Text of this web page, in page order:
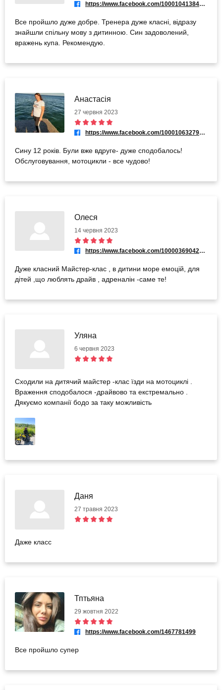
https://www.facebook.com/100010413840520
Все пройшло дуже добре. Тренера дуже класні, відразу
знайшли спільну мову з дитинною. Син задоволений,
вражень купа. Рекомендую.
Анастасія
27 червня 2023
https://www.facebook.com/100010632793328
Сину 12 років. Були вже вдруге- дуже сподобалось!
Обслуговування, мотоцикли - все чудово!
Олеся
14 червня 2023
https://www.facebook.com/100003690426676
Дуже класний Майстер-клас , в дитини море емоцій, для
дітей ,що люблять драйв , адреналін -саме те!
Уляна
6 червня 2023
Сходили на дитячий майстер -клас їзди на мотоциклі .
Враження сподобалося -драйвово та екстремально .
Дякуємо компанії бодо за таку можливість
Даня
27 травня 2023
Даже класс
Тптьяна
29 жовтня 2022
https://www.facebook.com/1467781499
Все пройшло супер